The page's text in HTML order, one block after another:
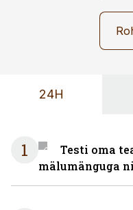
24H
1
Testi oma
mälumänguga